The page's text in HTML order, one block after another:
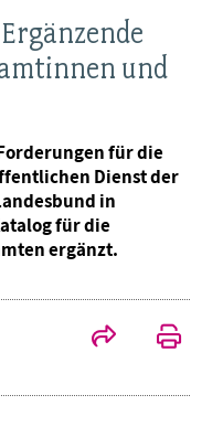
und
für die
Dienst der
in
für die
ergänzt.